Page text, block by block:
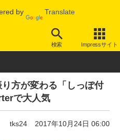
by Translate
検索 Impressサイト
方が変わる「しっぽ付
で大人気
tks24 2017年10月24日 06:00